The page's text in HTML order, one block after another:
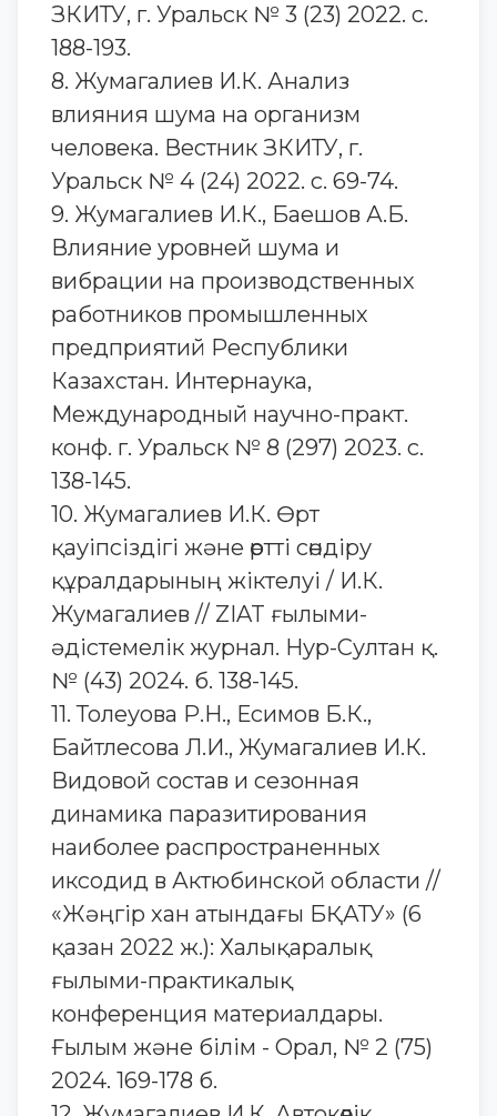
ЗКИТУ, г. Уральск № 3 (23) 2022. с.
188-193.
8. Жумагалиев И.К. Анализ
влияния шума на организм
человека. Вестник ЗКИТУ, г.
Уральск № 4 (24) 2022. с. 69-74.
9. Жумагалиев И.К., Баешов А.Б.
Влияние уровней шума и
вибрации на производственных
работников промышленных
предприятий Республики
Казахстан. Интернаука,
Международный научно-практ.
конф. г. Уральск № 8 (297) 2023. с.
138-145.
10. Жумагалиев И.К. Өрт
қауіпсіздігі және өртті сөндіру
құралдарының жіктелуі / И.К.
Жумагалиев // ZIAT ғылыми-
әдістемелік журнал. Нур-Султан қ.
№ (43) 2024. б. 138-145.
11. Толеуова Р.Н., Есимов Б.К.,
Байтлесова Л.И., Жумагалиев И.К.
Видовой состав и сезонная
динамика паразитирования
наиболее распространенных
иксодид в Актюбинской области //
«Жәңгір хан атындағы БҚАТУ» (6
қазан 2022 ж.): Халықаралық
ғылыми-практикалық
конференция материалдары.
Ғылым және білім - Орал, № 2 (75)
2024. 169-178 б.